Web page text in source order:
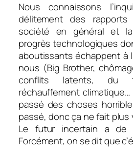
Nous connaissons
délitement des
société en général et
progrès technologiques
aboutissants échappent à
nous (Big Brother,
conflits latents, du
réchauffement
passé des choses
passé, donc ça ne fait plus
Le futur incertain a de
Forcément, on se dit que